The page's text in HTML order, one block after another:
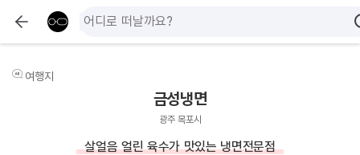
여행지
금성냉면
광주 목포시
살얼음 얼린 육수가 맛있는 냉면전문점